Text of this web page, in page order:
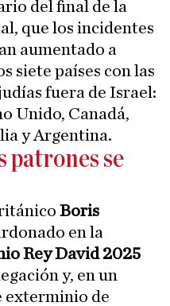
del final de la
que los incidentes
aumentado a
siete países con las
fuera de Israel:
Unido, Canadá,
y Argentina.
patrones se
Boris
en la
Rey David 2025
y, en un
exterminio de